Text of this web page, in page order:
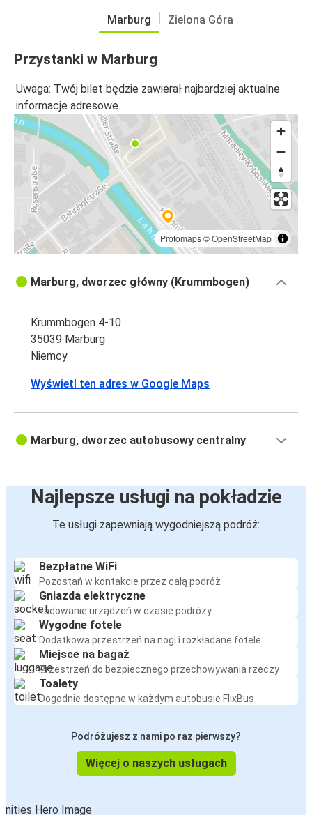
Marburg Zielona Góra
Przystanki w Marburg
Uwaga: Twój bilet będzie zawierał najbardziej aktualne
informacje adresowe.
Protomaps©OpenStreetMap
Marburg, dworzec główny (Krummbogen)
Krummbogen 4-10
35039 Marburg
Niemcy
Wyświetl ten adres w Google Maps
Marburg, dworzec autobusowy centralny
Najlepsze usługi na pokładzie
Te usługi zapewniają wygodniejszą podróż:
Bezpłatne WiFi
Pozostań w kontakcie przez całą podróż
Gniazda elektryczne
Ładowanie urządzeń w czasie podróży
Wygodne fotele
Dodatkowa przestrzeń na nogi i rozkładane fotele
Miejsce na bagaż
Przestrzeń do bezpiecznego przechowywania rzeczy
Toalety
Dogodnie dostępne w każdym autobusie FlixBus
Podróżujesz z nami po raz pierwszy?
Więcej o naszych usługach